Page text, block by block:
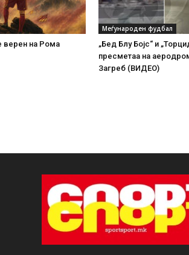
верен на Рома
Меѓународен фудбал
„Бед Блу Бојс“ и
пресметаа на
Загреб (ВИДЕО)